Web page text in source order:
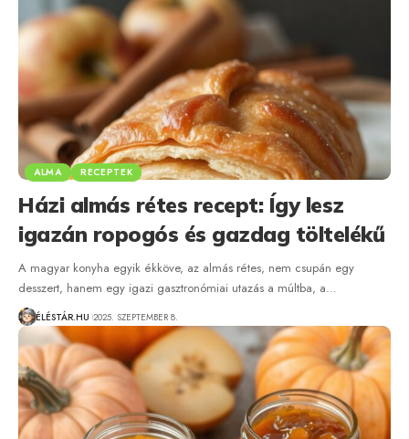
ALMA RECEPTEK
Házi almás rétes recept: Így lesz
igazán ropogós és gazdag töltelékű
A magyar konyha egyik ékköve, az almás rétes, nem csupán egy
desszert, hanem egy igazi gasztronómiai utazás a múltba, a…
ÉLÉSTÁR.HU 2025. SZEPTEMBER 8.